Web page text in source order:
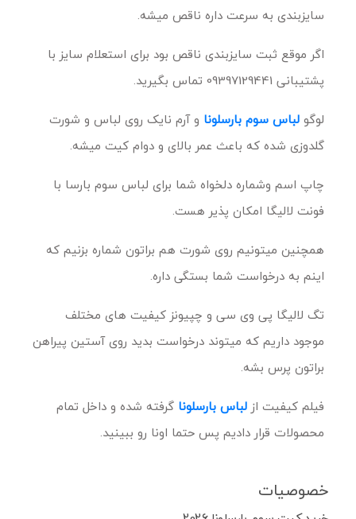
سایزبندی به سرعت داره ناقص میشه.
اگر موقع ثبت سایزبندی ناقص بود برای استعلام سایز با
پشتیبانی 09397129441 تماس بگیرید.
لوگو لباس سوم بارسلونا و آرم نایک روی لباس و شورت
گلدوزی شده که باعث عمر بالای و دوام کیت میشه.
چاپ اسم وشماره دلخواه شما برای لباس سوم بارسا با
فونت لالیگا امکان پذیر هست.
همچنین میتونیم روی شورت هم براتون شماره بزنیم که
اینم به درخواست شما بستگی داره.
تگ لالیگا پی وی سی و چپیونز کیفیت های مختلف
موجود داریم که میتوند درخواست بدید روی آستین پیراهن
براتون پرس بشه.
فیلم کیفیت از لباس بارسلونا گرفته شده و داخل تمام
محصولات قرار دادیم پس حتما اونا رو ببینید.
خصوصیات